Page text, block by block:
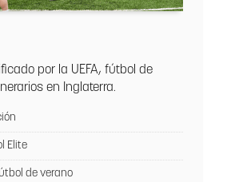
por la UEFA, fútbol de
en Inglaterra.
Elite
de verano